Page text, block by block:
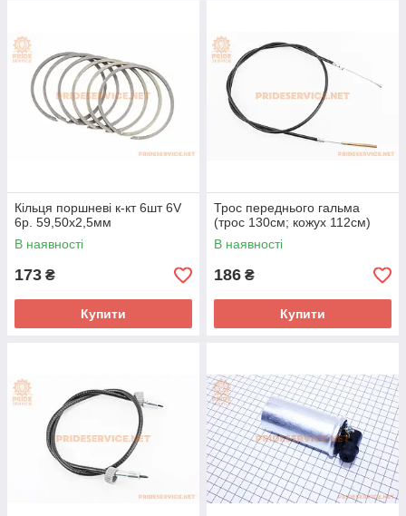
Кільця поршневі к-кт 6шт 6V
6р. 59,50x2,5мм
В наявності
173 ₴
Купити
Трос переднього гальма
(трос 130см; кожух 112см)
В наявності
186 ₴
Купити